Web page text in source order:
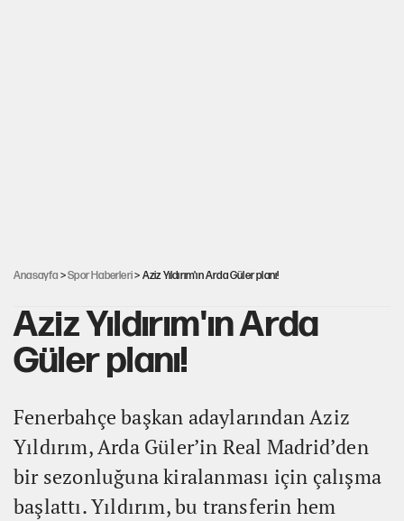
Anasayfa >Spor Haberleri> Aziz Yıldırım'ın Arda Güler planı!
Aziz Yıldırım'ın Arda
Güler planı!
Fenerbahçe başkan adaylarından Aziz
Yıldırım, Arda Güler’in Real Madrid’den
bir sezonluğuna kiralanması için çalışma
başlattı. Yıldırım, bu transferin hem